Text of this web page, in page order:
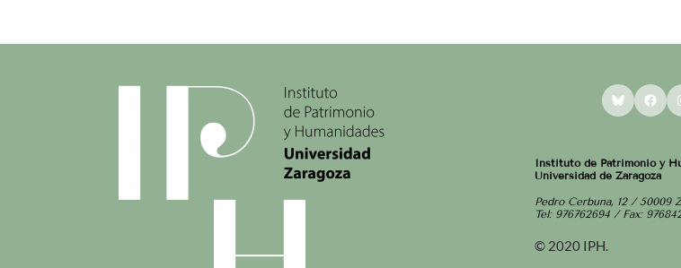
Bluesky
Instituto de Patrimonio y
Universidad de Zaragoza
Pedro Cerbuna, 12 / 50009
Tel: 976762694 / Fax:
© 2020 IPH.